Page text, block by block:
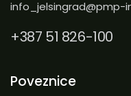
info_jelsingrad@pmp-
+387 51 826-100
Poveznice